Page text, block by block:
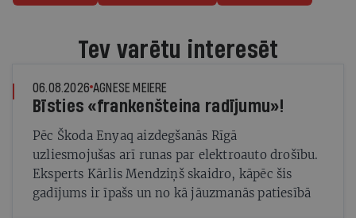
Tev varētu interesēt
06.08.2026 AGNESE MEIERE
Bīsties «frankenšteina radījumu»!
Pēc Škoda Enyaq aizdegšanās Rīgā
uzliesmojušas arī runas par elektroauto drošību.
Eksperts Kārlis Mendziņš skaidro, kāpēc šis
gadījums ir īpašs un no kā jāuzmanās patiesībā